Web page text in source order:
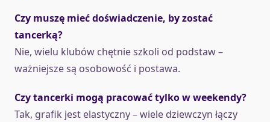
Czy muszę mieć doświadczenie, by zostać
tancerką?
Nie, wielu klubów chętnie szkoli od podstaw –
ważniejsze są osobowość i postawa.
Czy tancerki mogą pracować tylko w weekendy?
Tak, grafik jest elastyczny – wiele dziewczyn łączy